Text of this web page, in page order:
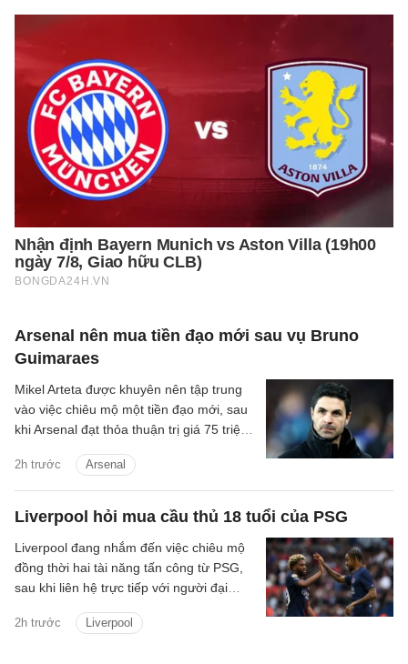
Arsenal nên mua tiền đạo mới sau vụ Bruno
Guimaraes
2h trước Arsenal
Mikel Arteta được khuyên nên tập trung
vào việc chiêu mộ một tiền đạo mới, sau
khi Arsenal đạt thỏa thuận trị giá 75 triệu
Liverpool hỏi mua cầu thủ 18 tuổi của PSG
2h trước Liverpool
Liverpool đang nhắm đến việc chiêu mộ
đồng thời hai tài năng tấn công từ PSG,
sau khi liên hệ trực tiếp với người đại